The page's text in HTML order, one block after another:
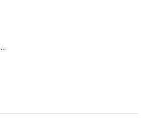
Papelera Alicante Office con pedal